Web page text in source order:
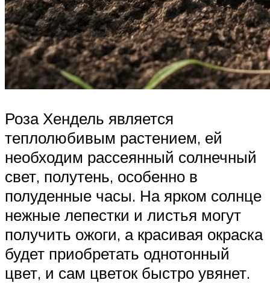
Роза Хендель является
теплолюбивым растением, ей
необходим рассеянный солнечный
свет, полутень, особенно в
полуденные часы. На ярком солнце
нежные лепестки и листья могут
получить ожоги, а красивая окраска
будет приобретать однотонный
цвет, и сам цветок быстро увянет.